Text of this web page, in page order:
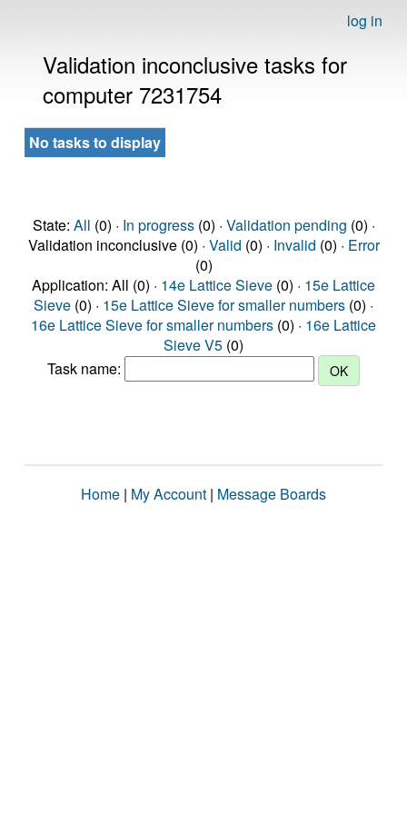
log in
Validation inconclusive tasks for
computer 7231754
No tasks to display
State: All (0) · In progress(0) · Validation pending (0) ·
Validation inconclusive (0) · Valid (0) · Invalid (0) · Error
(0)
Application: All (0) · 14e Lattice Sieve (0) · 15e Lattice
Sieve (0) · 15e Lattice Sieve for smaller numbers (0) ·
16e Lattice Sieve for smaller numbers (0) · 16e Lattice
Sieve V5 (0)
Task name:
Home | My Account | Message Boards